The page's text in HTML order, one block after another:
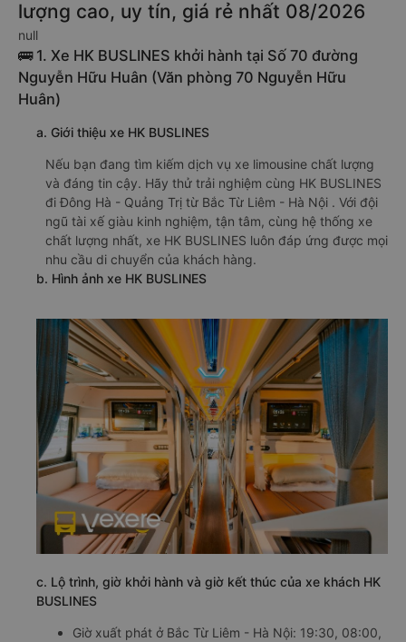
lượng cao, uy tín, giá rẻ nhất 08/2026
null
🚌 1. Xe HK BUSLINES khởi hành tại Số 70 đường
Nguyễn Hữu Huân (Văn phòng 70 Nguyễn Hữu
Huân)
a. Giới thiệu xe HK BUSLINES
Nếu bạn đang tìm kiếm dịch vụ xe limousine chất lượng
và đáng tin cậy. Hãy thử trải nghiệm cùng HK BUSLINES
đi Đông Hà - Quảng Trị từ Bắc Từ Liêm - Hà Nội . Với đội
ngũ tài xế giàu kinh nghiệm, tận tâm, cùng hệ thống xe
chất lượng nhất, xe HK BUSLINES luôn đáp ứng được mọi
nhu cầu di chuyển của khách hàng.
b. Hình ảnh xe HK BUSLINES
c. Lộ trình, giờ khởi hành và giờ kết thúc của xe khách HK
BUSLINES
Giờ xuất phát ở Bắc Từ Liêm - Hà Nội: 19:30, 08:00,